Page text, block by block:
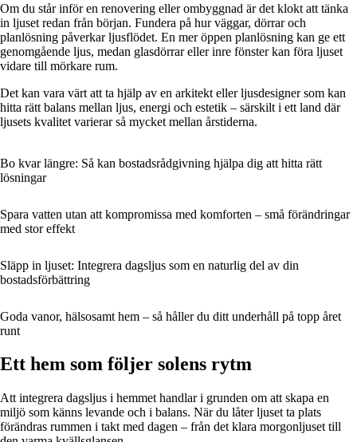
Om du står inför en renovering eller ombyggnad är det klokt att tänka
in ljuset redan från början. Fundera på hur väggar, dörrar och
planlösning påverkar ljusflödet. En mer öppen planlösning kan ge ett
genomgående ljus, medan glasdörrar eller inre fönster kan föra ljuset
vidare till mörkare rum.
Det kan vara värt att ta hjälp av en arkitekt eller ljusdesigner som kan
hitta rätt balans mellan ljus, energi och estetik – särskilt i ett land där
ljusets kvalitet varierar så mycket mellan årstiderna.
Bo kvar längre: Så kan bostadsrådgivning hjälpa dig att hitta rätt
lösningar
Spara vatten utan att kompromissa med komforten – små förändringar
med stor effekt
Släpp in ljuset: Integrera dagsljus som en naturlig del av din
bostadsförbättring
Goda vanor, hälsosamt hem – så håller du ditt underhåll på topp året
runt
Ett hem som följer solens rytm
Att integrera dagsljus i hemmet handlar i grunden om att skapa en
miljö som känns levande och i balans. När du låter ljuset ta plats
förändras rummen i takt med dagen – från det klara morgonljuset till